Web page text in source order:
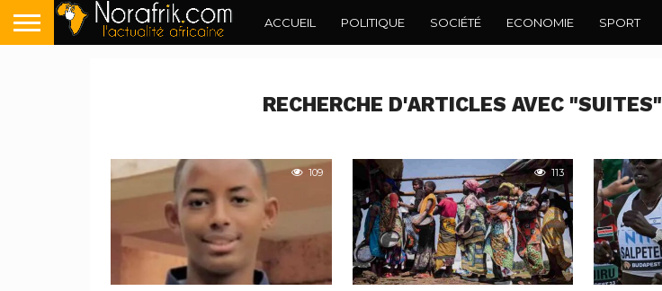
ACCUEIL POLITIQUE SOCIÉTÉ ECONOMIE SPORT
RECHERCHE D'ARTICLES AVEC "SUITES"
109 113